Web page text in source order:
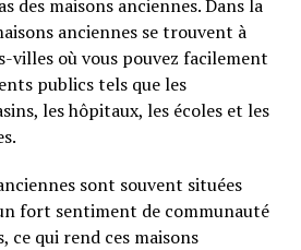
des maisons anciennes. Dans la
anciennes se trouvent à
villes où vous pouvez facilement
publics tels que les
les hôpitaux, les écoles et les
sont souvent situées
fort sentiment de communauté
ce qui rend ces maisons